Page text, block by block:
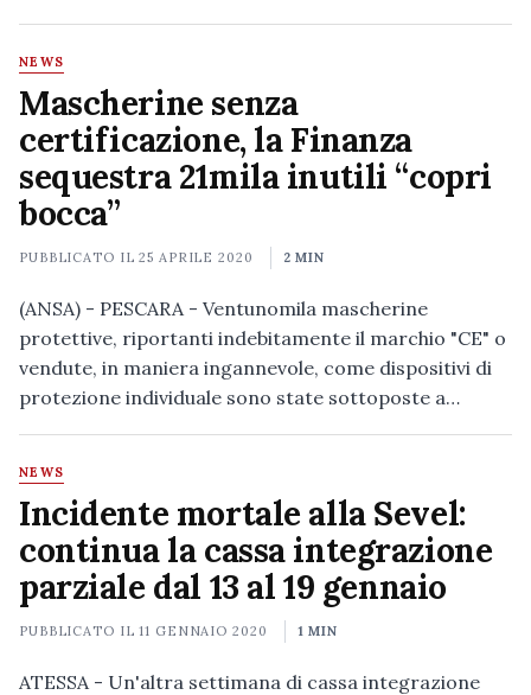
NEWS
Mascherine senza
certificazione, la Finanza
sequestra 21mila inutili “copri
bocca”
PUBBLICATO IL25 APRILE 2020 2 MIN
(ANSA) - PESCARA - Ventunomila mascherine
protettive, riportanti indebitamente il marchio "CE" o
vendute, in maniera ingannevole, come dispositivi di
protezione individuale sono state sottoposte a…
NEWS
Incidente mortale alla Sevel:
continua la cassa integrazione
parziale dal 13 al 19 gennaio
PUBBLICATO IL11 GENNAIO 2020 1 MIN
ATESSA - Un'altra settimana di cassa integrazione